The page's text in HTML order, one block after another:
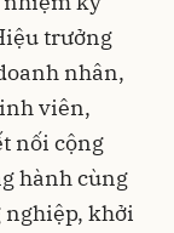
trưởng
nhân,
viên,
nối cộng
hành cùng
nghiệp, khởi